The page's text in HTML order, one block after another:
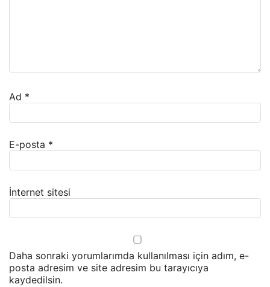
Ad *
E-posta *
İnternet sitesi
Daha sonraki yorumlarımda kullanılması için adım, e-
posta adresim ve site adresim bu tarayıcıya
kaydedilsin.